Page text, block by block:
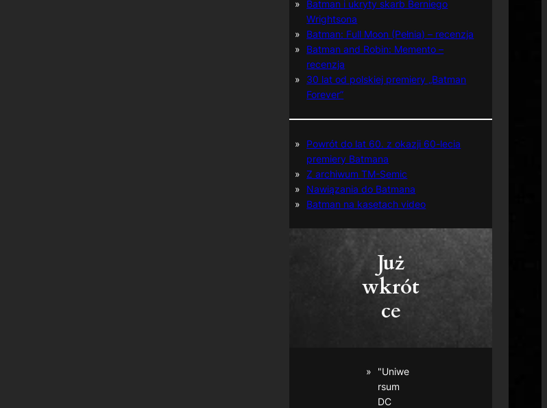
Batman i ukryty skarb Berniego
Wrightsona
Batman: Full Moon (Pełnia) – recenzja
Batman and Robin: Memento –
recenzja
30 lat od polskiej premiery „Batman
Forever”
Powrót do lat 60. z okazji 60-lecia
premiery Batmana
Z archiwum TM-Semic
Nawiązania do Batmana
Batman na kasetach video
Już
wkrót
ce
"Uniwe
rsum
DC